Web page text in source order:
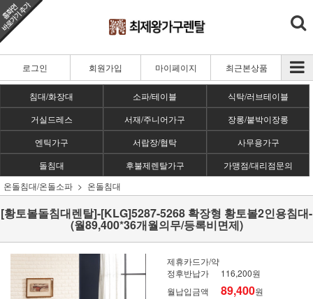
로그인 회원가입 마이페이지 최근본상품
침대/화장대 소파/테이블
식탁/러브테이블
거실드레스
서재/주니어가구
장롱/붙박이장롱
엔틱가구
서랍장/협탁
사무용가구
돌침대
후불제렌탈가구
가맹점/대리점문의
온돌침대/온돌소파
온돌침대
[황토볼돌침대렌탈]-[KLG]5287-5268 확장형 황토볼2인용침대-
(월89,400*36개월의무/등록비면제)
제휴카드가/약
정후반납가
116,200원
월납입금액
89,400원